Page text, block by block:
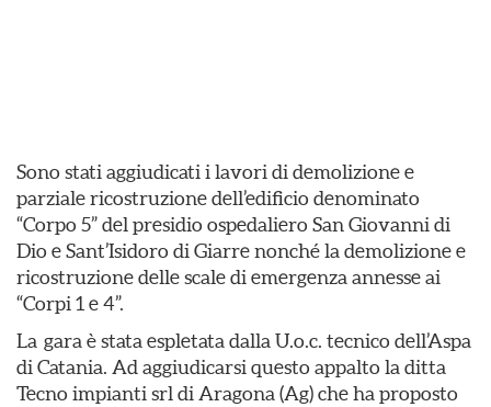
Sono stati aggiudicati i lavori di demolizione e
parziale ricostruzione dell’edificio denominato
“Corpo 5” del presidio ospedaliero San Giovanni di
Dio e Sant’Isidoro di Giarre nonché la demolizione e
ricostruzione delle scale di emergenza annesse ai
“Corpi 1 e 4”.
La gara è stata espletata dalla U.o.c. tecnico dell’Aspa
di Catania. Ad aggiudicarsi questo appalto la ditta
Tecno impianti srl di Aragona (Ag) che ha proposto